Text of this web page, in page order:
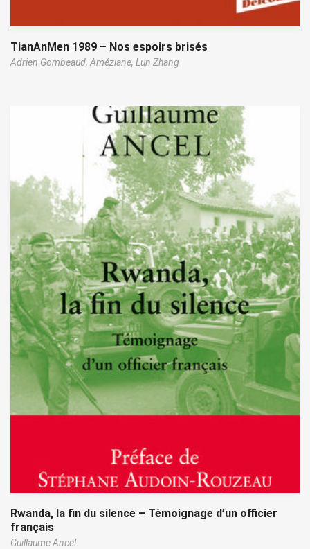
TianAnMen 1989 – Nos espoirs brisés
Adrien Gombeaud,Améziane, Lun Zhang
Rwanda, la fin du silence – Témoignage d’un officier
français
Guillaume Ancel